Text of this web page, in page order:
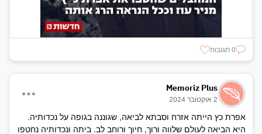
0 תגובות
Memoriz Plus
2 אוקטובר 2024
אפרת כץ הייתה אזרח וסבתא לביאה, שגוננה בגופה על נכדותיה.
היא הביאה לעולם שלווה ורוך, חיוך ורוחב לב. ביתה ונכדותיה נחטפו